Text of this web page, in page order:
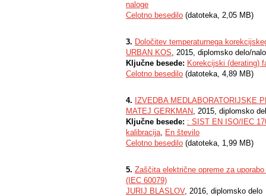
naloge
Celotno besedilo (datoteka, 2,05 MB)
3. Določitev temperaturnega
URBAN KOS, 2015, diplomsko delo/
Ključne besede: Korekcijski (derating)
Celotno besedilo (datoteka, 4,89 MB)
4. IZVEDBA MEDLABORATORIJSKE
MATEJ GERKMAN, 2015, diplomsko
Ključne besede: : SIST EN ISO/IEC
kalibracija, En število
Celotno besedilo (datoteka, 1,99 MB)
5. Zaščita električne opreme za
(IEC 60079)
JURIJ BLASLOV, 2016, diplomsko delo